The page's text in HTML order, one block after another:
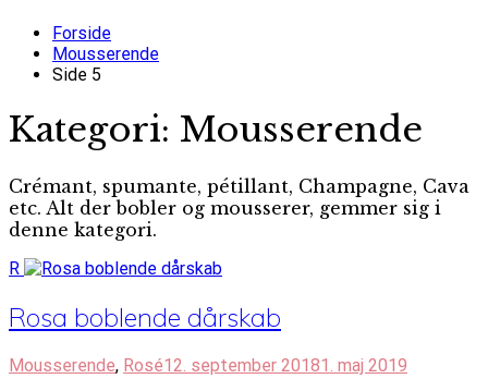
Forside
Mousserende
Side 5
Kategori: Mousserende
Crémant, spumante, pétillant, Champagne, Cava
etc. Alt der bobler og mousserer, gemmer sig i
denne kategori.
R
Rosa boblende dårskab
Mousserende, Rosé12. september 20181. maj 2019